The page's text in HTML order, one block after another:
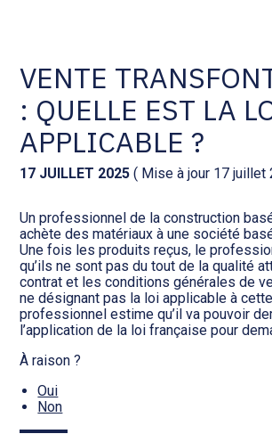
Social et ressources humaines
Assistance juridique
Audit légal
Gestion de patrimoine
Procédures collectives
Transition numérique
Tenue de votre comptabilité :
ACD
Facturation et pilotage :
Facturation et pilotage : MEG
Analyse et tableau de bord :
WAIBI
Gérer vos ressources
VENTE
: QUELLE EST LA
APPLICABLE ?
17 JUILLET 2025 ( Mise à jour 17 juillet
Un professionnel de la construction
achète des matériaux à une société
Une fois les produits reçus, le
qu’ils ne sont pas du tout de la qualité
contrat et les conditions générales de
ne désignant pas la loi applicable à
professionnel estime qu’il va pouvoir
l’application de la loi française pour
À raison ?
Oui
Non